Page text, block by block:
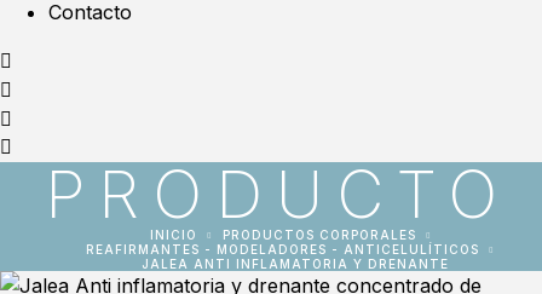
Contacto
PRODUCTO
INICIO
PRODUCTOS CORPORALES
REAFIRMANTES - MODELADORES - ANTICELULÍTICOS
JALEA ANTI INFLAMATORIA Y DRENANTE